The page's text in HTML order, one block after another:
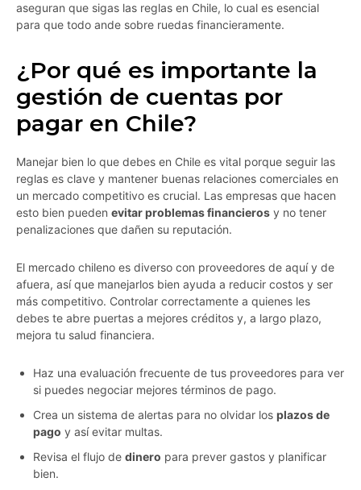
aseguran que sigas las reglas en Chile, lo cual es esencial
para que todo ande sobre ruedas financieramente.
¿Por qué es importante la
gestión de cuentas por
pagar en Chile?
Manejar bien lo que debes en Chile es vital porque seguir las
reglas es clave y mantener buenas relaciones comerciales en
un mercado competitivo es crucial. Las empresas que hacen
esto bien pueden evitar problemas financieros y no tener
penalizaciones que dañen su reputación.
El mercado chileno es diverso con proveedores de aquí y de
afuera, así que manejarlos bien ayuda a reducir costos y ser
más competitivo. Controlar correctamente a quienes les
debes te abre puertas a mejores créditos y, a largo plazo,
mejora tu salud financiera.
Haz una evaluación frecuente de tus proveedores para ver
si puedes negociar mejores términos de pago.
Crea un sistema de alertas para no olvidar los plazos de
pago y así evitar multas.
Revisa el flujo de dinero para prever gastos y planificar
bien.